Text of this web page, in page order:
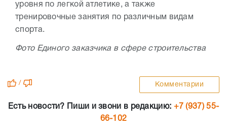
уровня по легкой атлетике, а также
тренировочные занятия по различным видам
спорта.
Фото Единого заказчика в сфере строительства
/ Комментарии
Есть новости? Пиши и звони в редакцию: +7 (937) 55-
66-102